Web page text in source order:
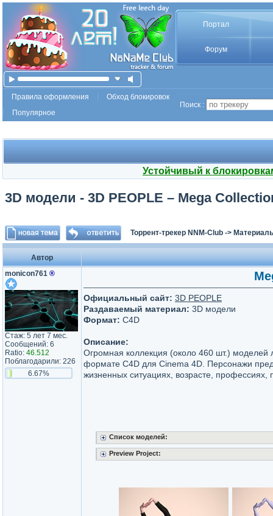
Портал
Форум
Правила оформления
Обход блокировок
Популярное
Поиск :
Устойчивый к
3D модели - 3D PEOPLE – Mega
Торрент-трекер NNM-Club ->
Автор
monicon761 ®
Стаж: 5 лет 7 мес.
Сообщений: 6
Ratio: 46.512
Поблагодарили: 226
6.67%
Официальный сайт: 3D PEOPLE
Раздаваемый материал: 3D модели
Формат: C4D
Описание:
Огромная коллекция (около 460 шт.) моделей
формате C4D для Cinema 4D. Персонажи
жизненных ситуациях, возрасте, профессиях,
Список моделей:
Preview Project: